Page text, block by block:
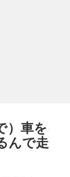
）車を
んで走